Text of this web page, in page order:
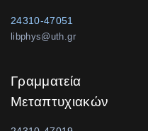
24310-47051
libphys@uth.gr
Γραμματεία
Μεταπτυχιακών